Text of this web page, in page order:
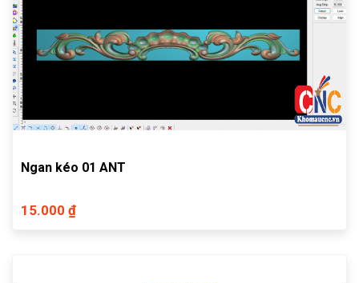
Ngan kéo 01 ANT
15.000 ₫